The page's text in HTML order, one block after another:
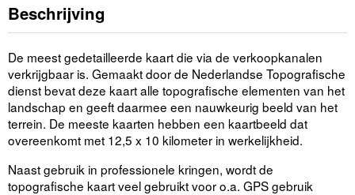
Beschrijving
De meest gedetailleerde kaart die via de verkoopkanalen
verkrijgbaar is. Gemaakt door de Nederlandse Topografische
dienst bevat deze kaart alle topografische elementen van het
landschap en geeft daarmee een nauwkeurig beeld van het
terrein. De meeste kaarten hebben een kaartbeeld dat
overeenkomt met 12,5 x 10 kilometer in werkelijkheid.
Naast gebruik in professionele kringen, wordt de
topografische kaart veel gebruikt voor o.a. GPS gebruik